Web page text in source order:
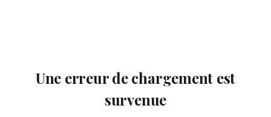
Une erreur de chargement est
survenue